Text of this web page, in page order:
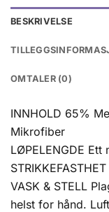
BESKRIVELSE
OMTALER (0)
INNHOLD 65%
Mikrofiber
LØPELENGDE
VASK & STELL
helst for hånd.